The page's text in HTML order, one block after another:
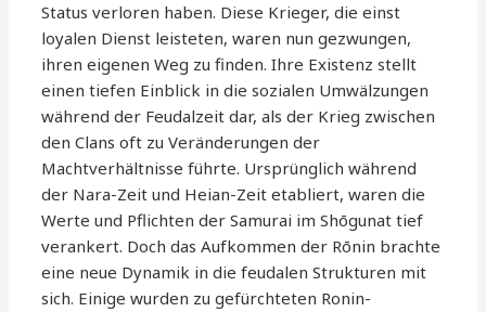
Status verloren haben. Diese Krieger, die einst
loyalen Dienst leisteten, waren nun gezwungen,
ihren eigenen Weg zu finden. Ihre Existenz stellt
einen tiefen Einblick in die sozialen Umwälzungen
während der Feudalzeit dar, als der Krieg zwischen
den Clans oft zu Veränderungen der
Machtverhältnisse führte. Ursprünglich während
der Nara-Zeit und Heian-Zeit etabliert, waren die
Werte und Pflichten der Samurai im Shōgunat tief
verankert. Doch das Aufkommen der Rōnin brachte
eine neue Dynamik in die feudalen Strukturen mit
sich. Einige wurden zu gefürchteten Ronin-